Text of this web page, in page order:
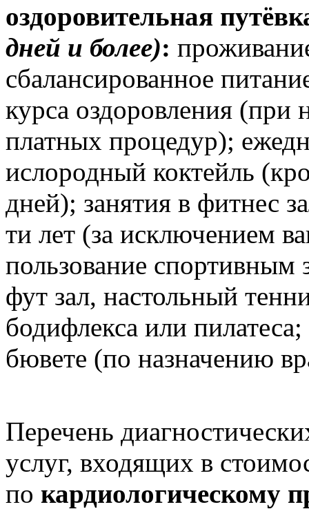
oздоровительная
дней и более):
сбалансированное
курса оздоровления (при
платных процедур);
ислородный коктейль
дней); занятия в фитнес
ти лет (за исключением
пользование спортивным
фут зал, настольный
бодифлекса или
бювете (по назначению
Перечень
услуг, входящих в
по кардиологическому